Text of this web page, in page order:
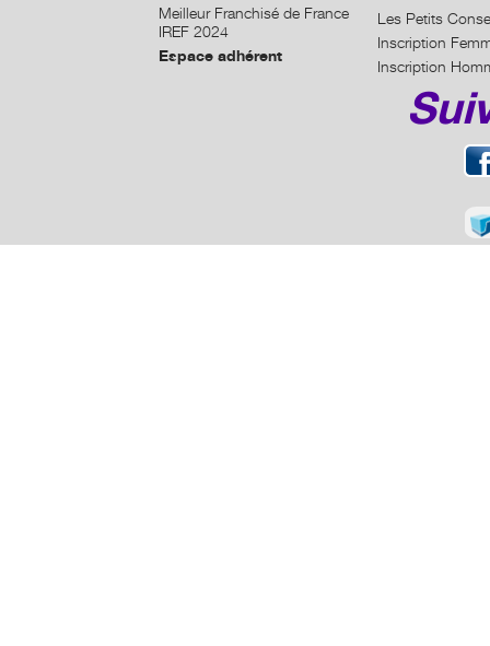
Meilleur Franchisé de France
IREF 2024
Espace adhérent
Les Petits
Inscription
Inscription